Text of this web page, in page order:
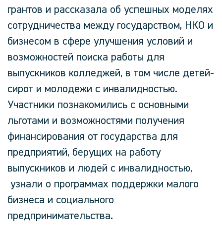
грантов и рассказала об успешных моделях
сотрудничества между государством, НКО и
бизнесом в сфере улучшения условий и
возможностей поиска работы для
выпускников колледжей, в том числе детей-
сирот и молодежи с инвалидностью.
Участники познакомились с основными
льготами и возможностями получения
финансирования от государства для
предприятий, берущих на работу
выпускников и людей с инвалидностью,
узнали о программах поддержки малого
бизнеса и социального
предпринимательства.